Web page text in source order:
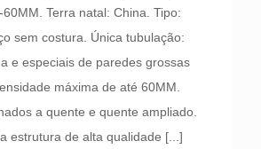
Terra natal: China. Tipo:
sem costura. Única tubulação:
e especiais de paredes grossas
máxima de até 60MM.
a quente e quente ampliado.
estrutura de alta qualidade [...]